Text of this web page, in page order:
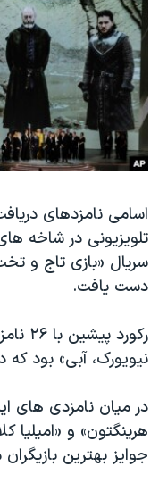
فرهنگ و زندگی
حقوق شهروندی
اقتصادی
علم و فناوری
اسرائیل در جنگ
آرشیو پخش زنده
مستندها
انتخابات ریاست جمهوری
حمله جمهوری اسلامی
رمز مهسا
ورزش زنان در ایران
مجموعه مستندهای
تریبونال مردمی آبان ۹۸
دادگاه حمید نوری
قانون شفافیت دارائی
اعتراضات مردمی آبان ۹۸
اسرائیل در جنگ
نرگس محمدی برنده
همایش محافظه‌کاران
دنبال کنید
زبانهای مختلف
اسامی نامزدهای
تلویزیونی در شاخه
دست یافت.
نیویورک، آبی» بود که در سال
در میان نامزدی های
هرینگتون» و «امیلیا
جوایز بهترین